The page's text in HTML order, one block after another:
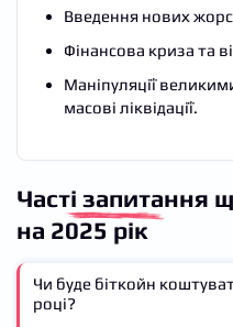
Введення нових
Фінансова криза та
Маніпуляції
масові ліквідації.
Часті запитання
на 2025 рік
Чи буде біткойн
році?